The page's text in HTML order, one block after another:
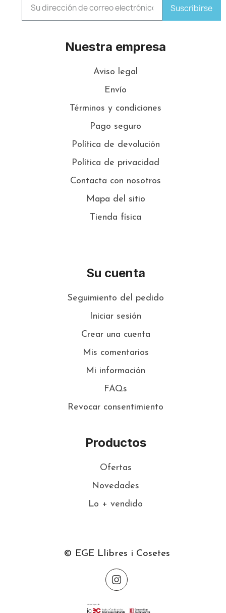
Suscribirse
Nuestra empresa
Aviso legal
Envío
Términos y condiciones
Pago seguro
Política de devolución
Política de privacidad
Contacta con nosotros
Mapa del sitio
Tienda física
Su cuenta
Seguimiento del pedido
Iniciar sesión
Crear una cuenta
Mis comentarios
Mi información
FAQs
Revocar consentimiento
Productos
Ofertas
Novedades
Lo + vendido
© EGE Llibres i Cosetes